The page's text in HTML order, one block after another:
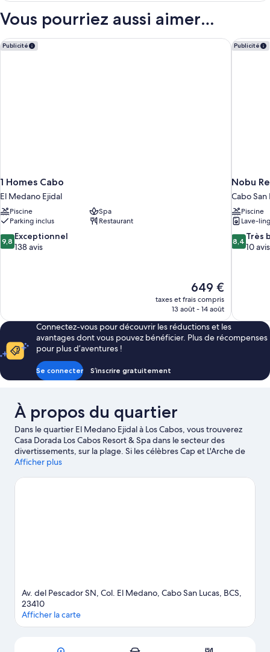
de
Penthouse,
2
Vous pourriez aussi aimer…
Publicité
1 Homes Cabo
El Medano Ejidal
Piscine
Spa
Parking inclus
Restaurant
9.8
sur
9,8 Exceptionnel
138 avis
Le
nouveau
prix
de
649 €
649 €
taxes et frais compris
13 août - 14 août
1 Homes Cabo Publicité
Nobu
Cabo San
Piscine
Lave-
8.4
sur
8,4 Très
10 avis
Nobu
Connectez-vous pour découvrir les réductions et les
avantages dont vous pouvez bénéficier. Plus de récompenses
pour plus d’aventures !
Se connecter S’inscrire gratuitement
À propos du quartier
Dans le quartier El Medano Ejidal à Los Cabos, vous trouverez
Casa Dorada Los Cabos Resort & Spa dans le secteur des
divertissements, sur la plage. Si les célèbres Cap et L'Arche de
Cabo San Lucas figurent parmi les immanquables, les voyageurs
emblématiques Centre commercial Puerto Paraiso et Plaza San
Afficher plus
Av. del Pescador SN, Col. El Medano, Cabo San Lucas, BCS,
23410
Afficher la carte